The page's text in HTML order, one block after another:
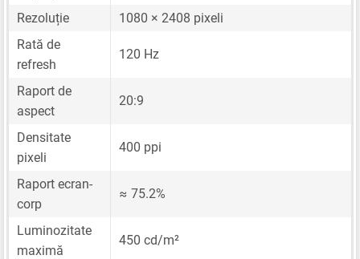
Rezoluție
1080 × 2408 pixeli
Rată de
refresh
120 Hz
Raport de
aspect
20:9
Densitate
pixeli
400 ppi
Raport ecran-
corp
≈ 75.2%
Luminozitate
maximă
450 cd/m²